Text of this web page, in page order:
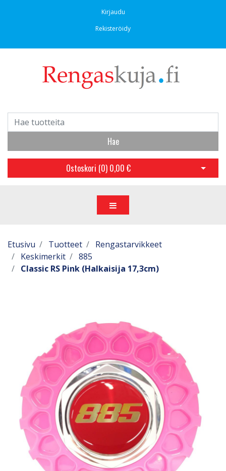
Kirjaudu
Rekisteröidy
Hae
Ostoskori (0) 0,00 € Avaa
Etusivu Tuotteet
Rengastarvikkeet
Keskimerkit
885
Classic RS Pink (Halkaisija 17,3cm)